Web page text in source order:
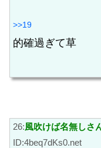
>>19
的確過ぎて草
26:風吹けば名無しさ
ID:4beq7dKs0.net